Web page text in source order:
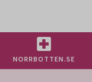
NORRBOTTEN.SE